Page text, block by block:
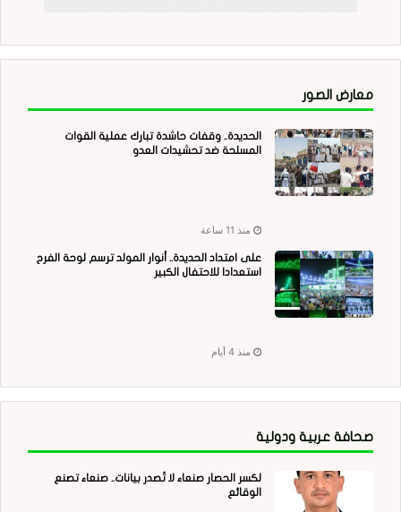
معارض الصور
الحديدة.. وقفات حاشدة تبارك عملية القوات
المسلحة ضد تحشيدات العدو
منذ 11 ساعة
على امتداد الحديدة.. أنوار المولد ترسم لوحة الفرح
استعدادا للاحتفال الكبير
منذ 4 أيام
صحافة عربية ودولية
لكسر الحصار صنعاء لا تُصدر بيانات.. صنعاء تصنع
الوقائع